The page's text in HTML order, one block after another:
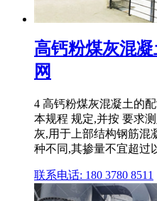
高钙粉煤灰混
网
4 高钙粉煤灰混凝土的
本规程 规定,并按 要求
灰,用于上部结构钢筋混
种不同,其掺量不宜超过
联系电话: 180 3780 8511